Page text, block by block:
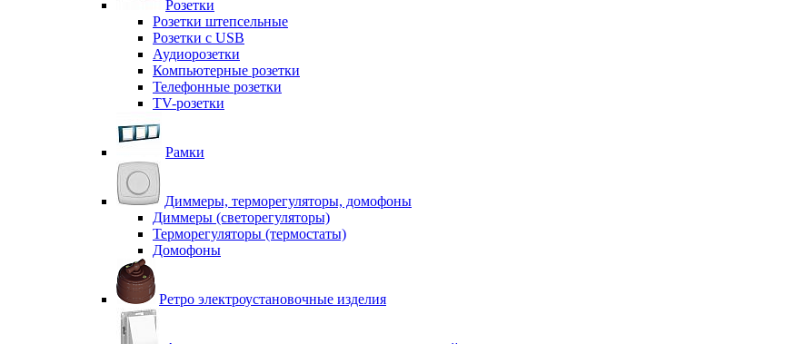
Розетки
Розетки штепсельные
Розетки с USB
Аудиорозетки
Компьютерные розетки
Телефонные розетки
TV-розетки
Рамки
Диммеры, терморегуляторы, домофоны
Диммеры (светорегуляторы)
Терморегуляторы (термостаты)
Домофоны
Ретро электроустановочные изделия